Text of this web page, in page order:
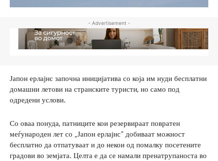
- Advertisement -
Јапон ерлајнс започна иницијатива со која им нуди бесплатни
домашни летови на странските туристи, но само под
одредени услови.
Со оваа понуда, патниците кои резервираат повратен
меѓународен лет со „Јапон ерлајнс“ добиваат можност
бесплатно да отпатуваат и до некои од помалку посетените
градови во земјата. Целта е да се намали пренатрупаноста во